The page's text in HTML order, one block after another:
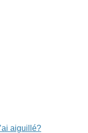
aiguillé?